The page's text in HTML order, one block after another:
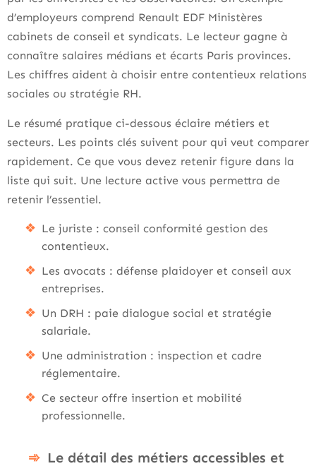
d’employeurs comprend Renault EDF Ministères
cabinets de conseil et syndicats. Le lecteur gagne à
connaître salaires médians et écarts Paris provinces.
Les chiffres aident à choisir entre contentieux relations
sociales ou stratégie RH.
Le résumé pratique ci-dessous éclaire métiers et
secteurs. Les points clés suivent pour qui veut comparer
rapidement. Ce que vous devez retenir figure dans la
liste qui suit. Une lecture active vous permettra de
retenir l’essentiel.
Le juriste : conseil conformité gestion des
contentieux.
Les avocats : défense plaidoyer et conseil aux
entreprises.
Un DRH : paie dialogue social et stratégie
salariale.
Une administration : inspection et cadre
réglementaire.
Ce secteur offre insertion et mobilité
professionnelle.
Le détail des métiers accessibles et